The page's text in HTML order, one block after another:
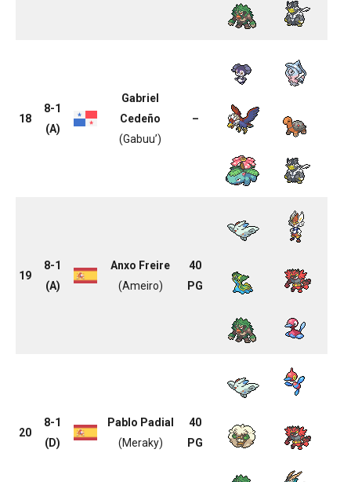
18
8-1
(A)
Gabriel
Cedeño
(Gabuu’)
–
19
8-1
(A)
Anxo Freire
(Ameiro)
40
PG
20
8-1
(D)
Pablo Padial
(Meraky)
40
PG